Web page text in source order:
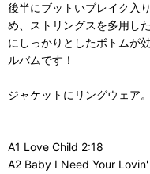
後半にブットいブレイク入
め、ストリングスを多用し
にしっかりとしたボトムが
ルバムです！
ジャケットにリングウェア。
A1 Love Child 2:18
A2 Baby I Need Your